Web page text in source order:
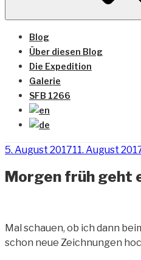
Blog
Über diesen Blog
Die Expedition
Galerie
SFB 1266
Veröffentlicht
5. August 201711. August
Morgen früh geht
Mal schauen, ob ich dann
schon neue Zeichnungen